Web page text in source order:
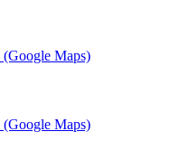
Maps)
Maps)